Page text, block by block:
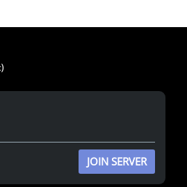
JOIN SERVER